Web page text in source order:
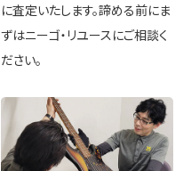
に査定いたします。諦める前にま
ずはニーゴ・リユースにご相談く
ださい。